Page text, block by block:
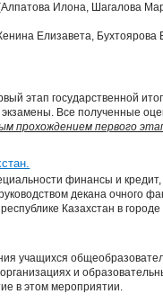
Илона, Шагалова
Елизавета,
этап государственной
экзамены. Все полученные
прохождением первого
финансы и
декана очного
Казахстан в
учащихся
и
в этом мероприятии.